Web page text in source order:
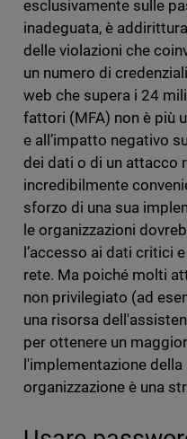
esclusivamente sulle
inadeguata, è
delle violazioni che
un numero di
web che supera i 24
fattori (MFA) non è più
e all’impatto negativo
dei dati o di un attacco
incredibilmente
sforzo di una sua
le organizzazioni
l’accesso ai dati critici
rete. Ma poiché molti
non privilegiato (ad
una risorsa
per ottenere un
l'implementazione della
organizzazione è una